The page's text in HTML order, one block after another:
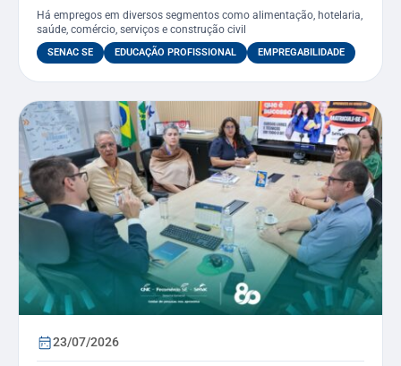
Há empregos em diversos segmentos como alimentação, hotelaria,
saúde, comércio, serviços e construção civil
SENAC SE EDUCAÇÃO PROFISSIONAL EMPREGABILIDADE
23/07/2026